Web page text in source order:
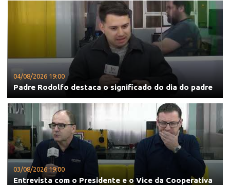
04/08/2026 19:00
Padre Rodolfo destaca o significado do dia do padre
03/08/2026 19:00
Entrevista com o Presidente e o Vice da Cooperativa